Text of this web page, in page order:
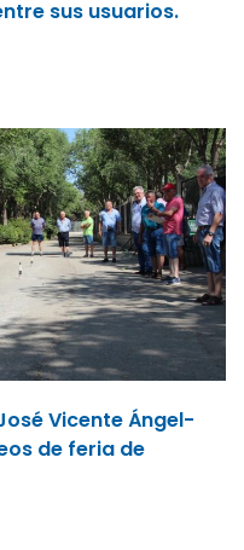
sus usuarios.
Vicente Ángel-
de feria de